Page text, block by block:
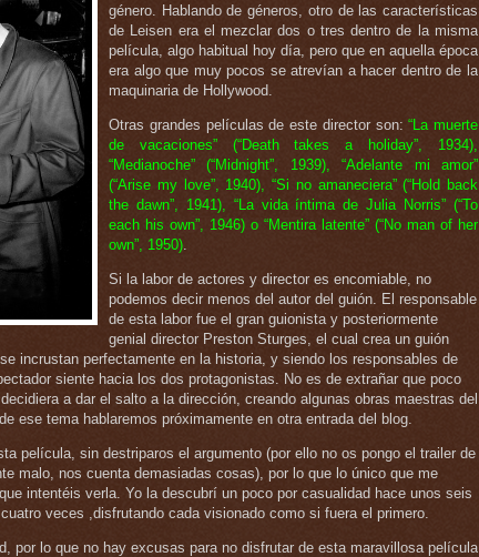
género. Hablando de géneros, otro de las características
de Leisen era el mezclar dos o tres dentro de la misma
película, algo habitual hoy día, pero que en aquella época
era algo que muy pocos se atrevían a hacer dentro de la
maquinaria de Hollywood.
Otras grandes películas de este director son: “La muerte
de vacaciones” (“Death takes a holiday”, 1934),
“Medianoche” (“Midnight”, 1939), “Adelante mi amor”
(“Arise my love”, 1940), “Si no amaneciera” (“Hold back
the dawn”, 1941), “La vida íntima de Julia Norris” (“To
each his own”, 1946) o “Mentira latente” (“No man of her
own”, 1950)
Si la labor de actores y director es encomiable, no
podemos decir menos del autor del guión. El responsable
de esta labor fue el gran guionista y posteriormente
genial director Preston Sturges, el cual crea un guión
incrustan perfectamente en la historia, y siendo los responsables de
siente hacia los dos protagonistas. No es de extrañar que poco
a dar el salto a la dirección, creando algunas obras maestras del
ese tema hablaremos próximamente en otra entrada del blog.
película, sin destriparos el argumento (por ello no os pongo el trailer de
malo, nos cuenta demasiadas cosas), por lo que lo único que me
intentéis verla. Yo la descubrí un poco por casualidad hace unos seis
veces ,disfrutando cada visionado como si fuera el primero.
por lo que no hay excusas para no disfrutar de esta maravillosa película